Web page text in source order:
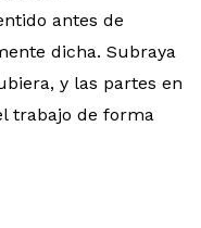
antes de
dicha. Subraya
y las partes en
trabajo de forma